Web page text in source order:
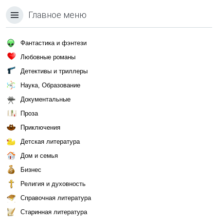
Главное меню
Фантастика и фэнтези
Любовные романы
Детективы и триллеры
Наука, Образование
Документальные
Проза
Приключения
Детская литература
Дом и семья
Бизнес
Религия и духовность
Справочная литература
Старинная литература